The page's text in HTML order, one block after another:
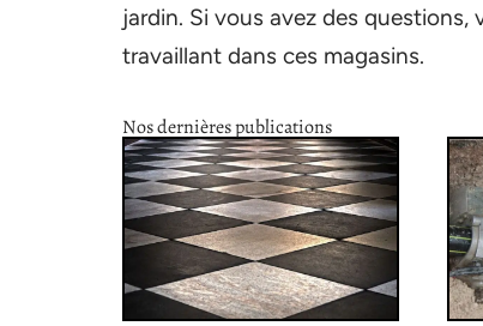
jardin. Si vous avez des
travaillant dans ces magasins.
Nos dernières publications